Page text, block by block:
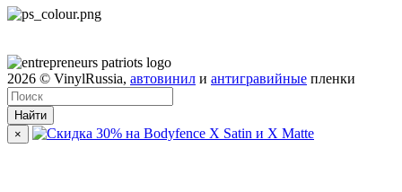
2026 © VinylRussia, автовинил и антигравийные пленки
Найти
×